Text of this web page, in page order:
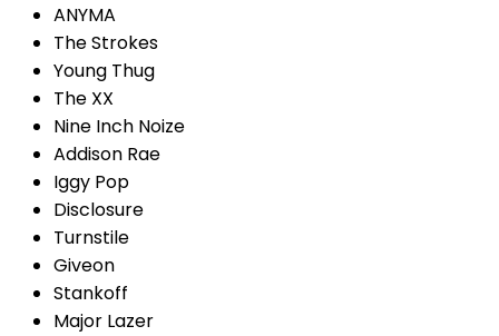
ANYMA
The Strokes
Young Thug
The XX
Nine Inch Noize
Addison Rae
Iggy Pop
Disclosure
Turnstile
Giveon
Stankoff
Major Lazer